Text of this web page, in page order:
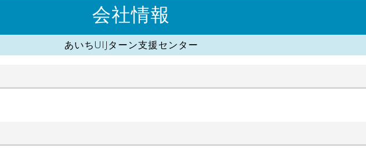
会社情報
あいちUIJターン支援センター